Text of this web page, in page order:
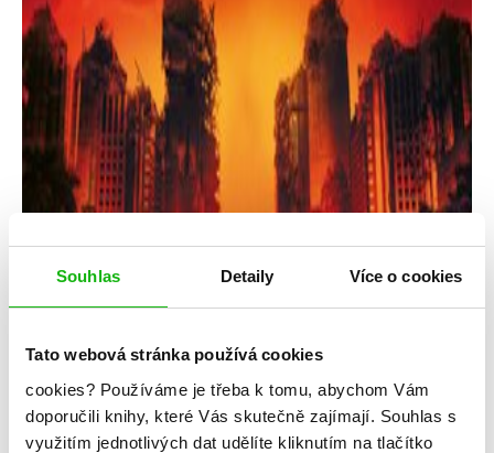
Souhlas Detaily Více o cookies
Tato webová stránka používá cookies
cookies? Používáme je třeba k tomu, abychom Vám
doporučili knihy, které Vás skutečně zajímají. Souhlas s
využitím jednotlivých dat udělíte kliknutím na tlačítko
Jonathan Stroud